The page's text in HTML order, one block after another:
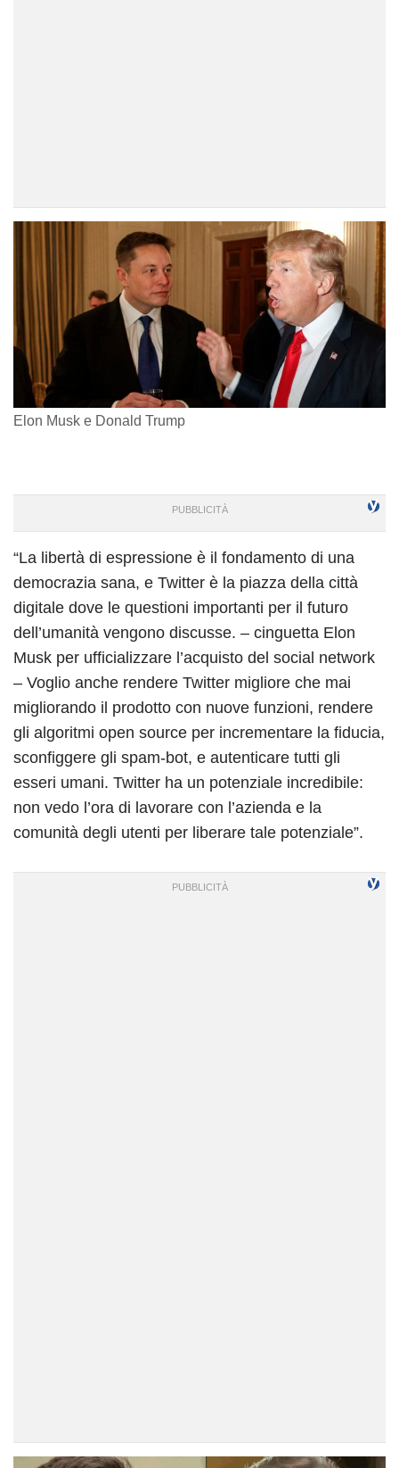
Elon Musk e Donald Trump
“La libertà di espressione è il fondamento di una
democrazia sana, e Twitter è la piazza della città
digitale dove le questioni importanti per il futuro
dell’umanità vengono discusse. – cinguetta Elon
Musk per ufficializzare l’acquisto del social network
– Voglio anche rendere Twitter migliore che mai
migliorando il prodotto con nuove funzioni, rendere
gli algoritmi open source per incrementare la fiducia,
sconfiggere gli spam-bot, e autenticare tutti gli
esseri umani. Twitter ha un potenziale incredibile:
non vedo l’ora di lavorare con l’azienda e la
comunità degli utenti per liberare tale potenziale”.